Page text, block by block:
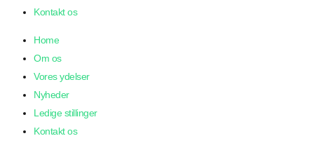
Kontakt os
Home
Om os
Vores ydelser
Nyheder
Ledige stillinger
Kontakt os